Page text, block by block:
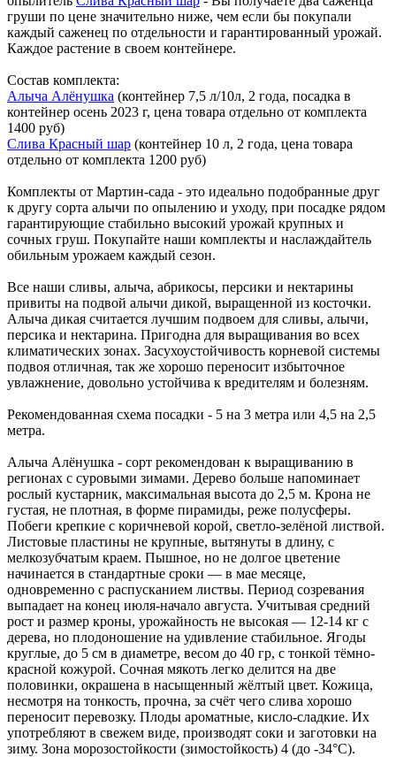
груши по цене значительно ниже, чем если бы покупали
каждый саженец по отдельности и гарантированный урожай.
Каждое растение в своем контейнере.
Состав комплекта:
Алыча Алёнушка (контейнер 7,5 л/10л, 2 года, посадка в
контейнер осень 2023 г, цена товара отдельно от комплекта
1400 руб)
Слива Красный шар (контейнер 10 л, 2 года, цена товара
отдельно от комплекта 1200 руб)
Комплекты от Мартин-сада - это идеально подобранные друг
к другу сорта алычи по опылению и уходу, при посадке рядом
гарантирующие стабильно высокий урожай крупных и
сочных груш. Покупайте наши комплекты и наслаждайтель
обильным урожаем каждый сезон.
Все наши сливы, алыча, абрикосы, персики и нектарины
привиты на подвой алычи дикой, выращенной из косточки.
Алыча дикая считается лучшим подвоем для сливы, алычи,
персика и нектарина. Пригодна для выращивания во всех
климатических зонах. Засухоустойчивость корневой системы
подвоя отличная, так же хорошо переносит избыточное
увлажнение, довольно устойчива к вредителям и болезням.
Рекомендованная схема посадки - 5 на 3 метра или 4,5 на 2,5
метра.
Алыча Алёнушка - сорт рекомендован к выращиванию в
регионах с суровыми зимами. Дерево больше напоминает
рослый кустарник, максимальная высота до 2,5 м. Крона не
густая, не плотная, в форме пирамиды, реже полусферы.
Побеги крепкие с коричневой корой, светло-зелёной листвой.
Листовые пластины не крупные, вытянуты в длину, с
мелкозубчатым краем. Пышное, но не долгое цветение
начинается в стандартные сроки — в мае месяце,
одновременно с распусканием листвы. Период созревания
выпадает на конец июля-начало августа. Учитывая средний
рост и размер кроны, урожайность не высокая — 12-14 кг с
дерева, но плодоношение на удивление стабильное. Ягоды
круглые, до 5 см в диаметре, весом до 40 гр, с тонкой тёмно-
красной кожурой. Сочная мякоть легко делится на две
половинки, окрашена в насыщенный жёлтый цвет. Кожица,
несмотря на тонкость, прочна, за счёт чего слива хорошо
переносит перевозку. Плоды ароматные, кисло-сладкие. Их
употребляют в свежем виде, производят соки и заготовки на
зиму. Зона морозостойкости (зимостойкость) 4 (до -34°С).